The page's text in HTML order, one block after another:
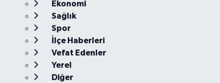
Ekonomi
Sağlık
Spor
İlçe Haberleri
Vefat Edenler
Yerel
Diğer